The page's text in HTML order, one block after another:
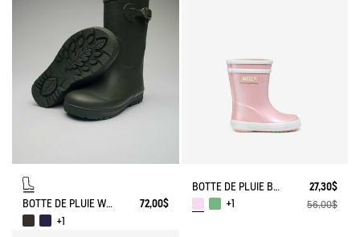
BOTTE DE PLUIE WOODY-POP
72,00$
+1
BOTTE DE PLUIE BABY FLAC IRISÉE
27,30$
+1
56,00$